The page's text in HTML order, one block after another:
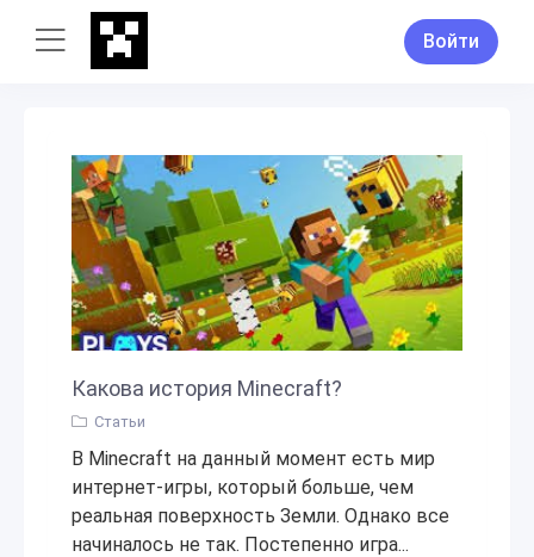
Войти
Какова история Minecraft?
Статьи
В Minecraft на данный момент есть мир
интернет-игры, который больше, чем
реальная поверхность Земли. Однако все
начиналось не так. Постепенно игра...